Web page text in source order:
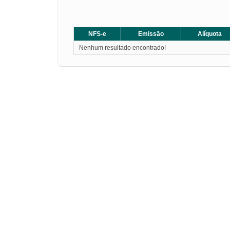
NFS-e Emissão Alíquota
Nenhum resultado encontrado!